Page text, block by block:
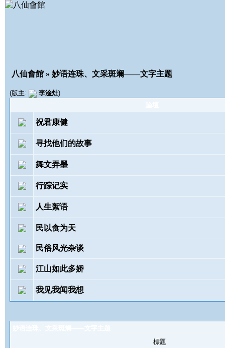
八仙會館 » 妙语连珠、文采斑斓——文字主题
(版主: 李淦灶)
祝君康健
寻找他们的故事
舞文弄墨
行踪记实
人生絮语
民以食为天
民俗风光杂谈
江山如此多娇
我见我闻我想
標題